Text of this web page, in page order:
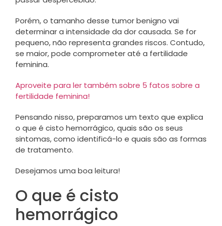
Porém, o tamanho desse tumor benigno vai
determinar a intensidade da dor causada. Se for
pequeno, não representa grandes riscos. Contudo,
se maior, pode comprometer até a fertilidade
feminina.
Aproveite para ler também sobre 5 fatos sobre a
fertilidade feminina!
Pensando nisso, preparamos um texto que explica
o que é cisto hemorrágico, quais são os seus
sintomas, como identificá-lo e quais são as formas
de tratamento.
Desejamos uma boa leitura!
O que é cisto
hemorrágico